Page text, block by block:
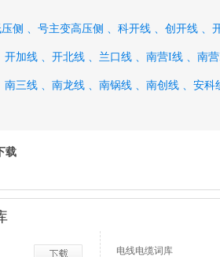
侧 、 号主变高压侧 、 科开线 、 创开线 、
开加线 、 开北线 、 兰口线 、 南营I线 、 南
南三线 、 南龙线 、 南锅线 、 南创线 、 安科
载
电线电缆词库